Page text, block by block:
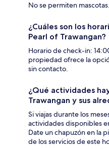
No se permiten mascotas.
¿Cuáles son los
Pearl of Trawangan?
Horario de check-in:
propiedad ofrece la
sin contacto.
¿Qué actividades
Trawangan y sus
Si viajas durante los
actividades disponibles
Date un chapuzón en la
de los servicios de este